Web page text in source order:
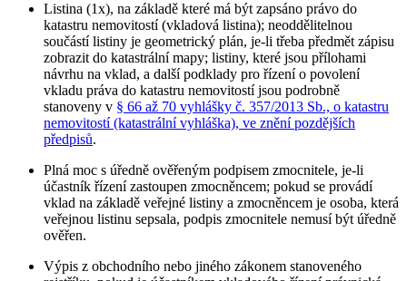
Listina (1x), na základě které má být zapsáno právo do
katastru nemovitostí (vkladová listina); neoddělitelnou
součástí listiny je geometrický plán, je-li třeba předmět zápisu
zobrazit do katastrální mapy; listiny, které jsou přílohami
návrhu na vklad, a další podklady pro řízení o povolení
vkladu práva do katastru nemovitostí jsou podrobně
stanoveny v § 66 až 70 vyhlášky č. 357/2013 Sb., o katastru
nemovitostí (katastrální vyhláška), ve znění pozdějších
předpisů.
Plná moc s úředně ověřeným podpisem zmocnitele, je-li
účastník řízení zastoupen zmocněncem; pokud se provádí
vklad na základě veřejné listiny a zmocněncem je osoba, která
veřejnou listinu sepsala, podpis zmocnitele nemusí být úředně
ověřen.
Výpis z obchodního nebo jiného zákonem stanoveného